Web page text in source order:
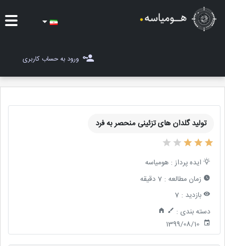
مجله هومیاسه
ورود به حساب کاربری
تولید گلدان های تزئینی منحصر به فرد
ایده پرداز :هومیاسه
زمان مطالعه : 7 دقیقه
بازدید : 7
دسته بندی :
1399/08/10